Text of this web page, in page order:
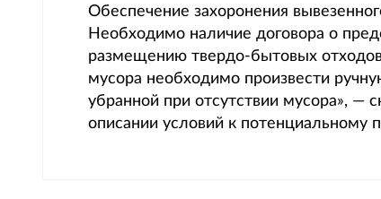
Обеспечение захоронения
Необходимо наличие договора о
размещению твердо-бытовых
мусора необходимо произвести
убранной при отсутствии мусора», —
описании условий к потенциальному